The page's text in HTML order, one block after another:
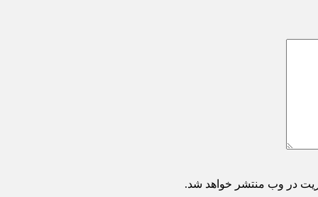
در وب منتشر خواهد شد.